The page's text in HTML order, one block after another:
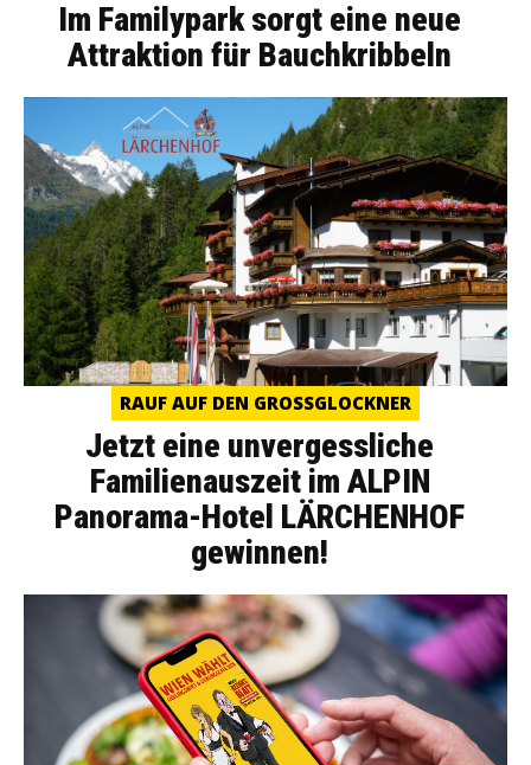
Im Familypark sorgt eine neue
Attraktion für Bauchkribbeln
RAUF AUF DEN GROSSGLOCKNER
Jetzt eine unvergessliche
Familienauszeit im ALPIN
Panorama-Hotel LÄRCHENHOF
gewinnen!